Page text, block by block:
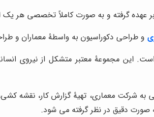
عهده گرفته و به صورت کاملاً تخصصی هر یک
و طراحی دکوراسیون به واسطۀ معماران و
است. این مجموعۀ معتبر متشکل از
به شرکت معماری، تهیۀ گزارش کار، نقشه
صورت دقیق در نظر گرفته می شود.